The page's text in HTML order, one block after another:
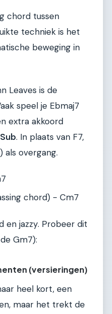
chord tussen
techniek is het
beweging in
Leaves is de
speel je Ebmaj7
extra akkoord
. In plaats van F7,
als overgang.
chord) - Cm7
en jazzy. Probeer dit
Gm7):
(versieringen)
heel kort, een
maar het trekt de